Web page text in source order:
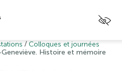
/ Colloques et journées
Histoire et mémoire